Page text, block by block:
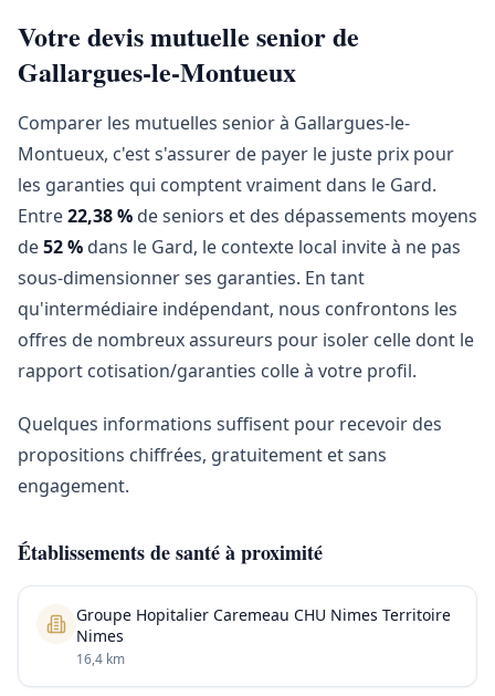
Votre devis mutuelle senior de
Gallargues-le-Montueux
Comparer les mutuelles senior à Gallargues-le-
Montueux, c'est s'assurer de payer le juste prix pour
les garanties qui comptent vraiment dans le Gard.
Entre22,38 % de seniors et des dépassements moyens
de52 % dans le Gard, le contexte local invite à ne pas
sous-dimensionner ses garanties. En tant
qu'intermédiaire indépendant, nous confrontons les
offres de nombreux assureurs pour isoler celle dont le
rapport cotisation/garanties colle à votre profil.
Quelques informations suffisent pour recevoir des
propositions chiffrées, gratuitement et sans
engagement.
Établissements de santé à proximité
Groupe Hopitalier Caremeau CHU Nimes Territoire
Nimes
16,4 km